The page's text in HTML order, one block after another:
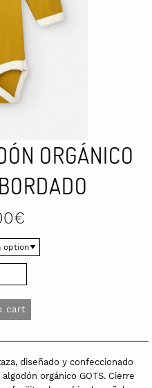
ORGÁNICO
€
cart
diseñado y confeccionado
orgánico GOTS. Cierre